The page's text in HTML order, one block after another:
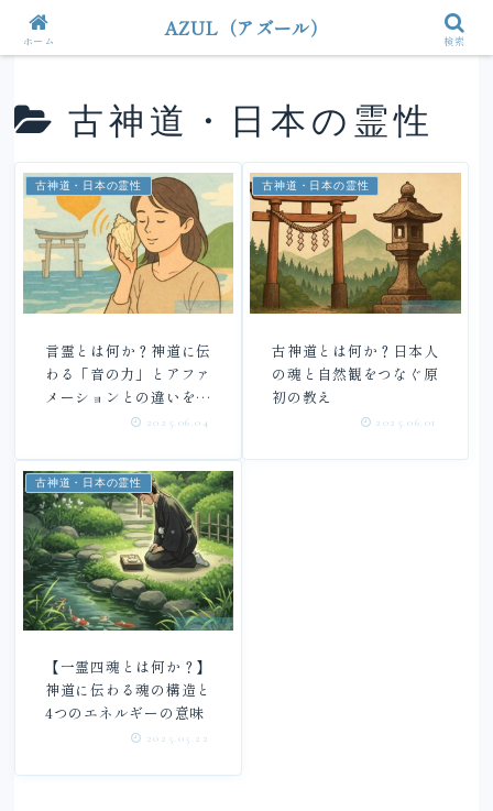
古神道・日本の霊性
古神道・日本の霊性
言霊とは何か？神道に伝
わる「音の力」とアファ
メーションとの違いを解
2025.06.04
古神道・日本の霊性
古神道とは何か？日本人
の魂と自然観をつなぐ原
初の教え
2025.06.01
古神道・日本の霊性
【一霊四魂とは何か？】
神道に伝わる魂の構造と
4つのエネルギーの意味
2025.05.22
ホーム
AZUL（アズール）
検索